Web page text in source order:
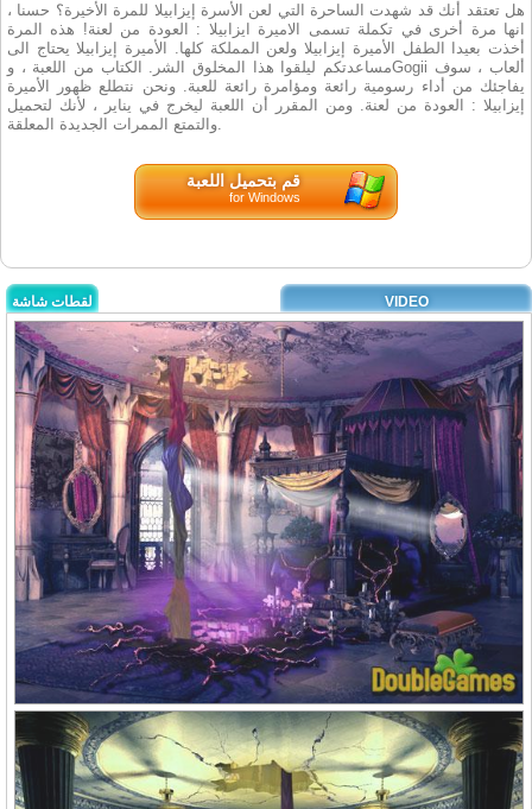
هل تعتقد أنك قد شهدت الساحرة التي لعن الأسرة إيزابيلا للمرة الأخيرة؟ حسنا ،
انها مرة أخرى في تكملة تسمى الاميرة ايزابيلا : العودة من لعنة! هذه المرة
أخذت بعيدا الطفل الأميرة إيزابيلا ولعن المملكة كلها. الأميرة إيزابيلا يحتاج الى
مساعدتكم ليلقوا هذا المخلوق الشر. الكتاب من اللعبة ، وGogii ألعاب ، سوف
يفاجئك من أداء رسومية رائعة ومؤامرة رائعة للعبة. ونحن نتطلع ظهور الأميرة
إيزابيلا : العودة من لعنة. ومن المقرر أن اللعبة ليخرج في يناير ، لأنك لتحميل
والتمتع الممرات الجديدة المعلقة.
قم بتحميل اللعبة
for Windows
لقطات شاشة VIDEO